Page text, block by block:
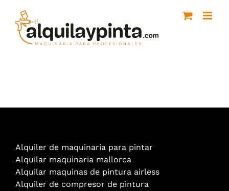
contenido
Alquiler de maquinaria para pintar
Alquilar maquinaria mallorca
Alquilar maquinas de pintura airless
Alquiler de compresor de pintura